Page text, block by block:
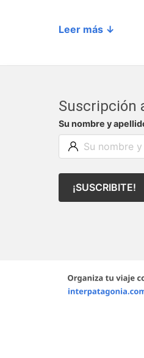
Leer más ↓
Suscripción
Su nombre y
¡SUSCRIBITE!